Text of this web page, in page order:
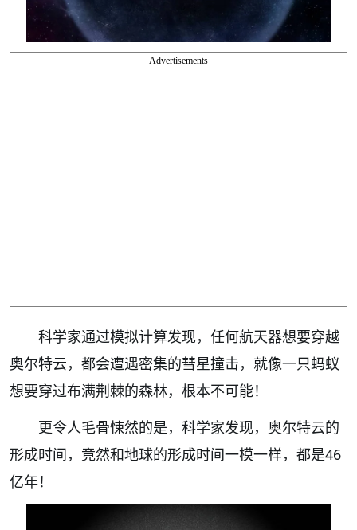
Advertisements
科学家通过模拟计算发现，任何航天器想要穿越
奥尔特云，都会遭遇密集的彗星撞击，就像一只蚂蚁
想要穿过布满荆棘的森林，根本不可能！
更令人毛骨悚然的是，科学家发现，奥尔特云的
形成时间，竟然和地球的形成时间一模一样，都是46
亿年！